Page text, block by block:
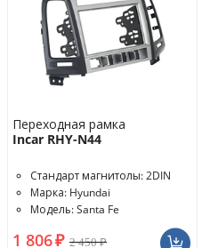
Переходная рамка
Incar RHY-N44
Стандарт магнитолы: 2DIN
Марка: Hyundai
Модель: Santa Fe
1 806₽ 2 450₽